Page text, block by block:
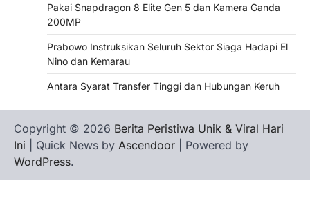
Pakai Snapdragon 8 Elite Gen 5 dan Kamera Ganda
200MP
Prabowo Instruksikan Seluruh Sektor Siaga Hadapi El
Nino dan Kemarau
Antara Syarat Transfer Tinggi dan Hubungan Keruh
Copyright © 2026 Berita Peristiwa Unik & Viral Hari
Ini | Quick News by Ascendoor | Powered by
WordPress.